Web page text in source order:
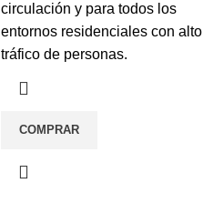
circulación y para todos los
entornos residenciales con alto
tráfico de personas.
COMPRAR